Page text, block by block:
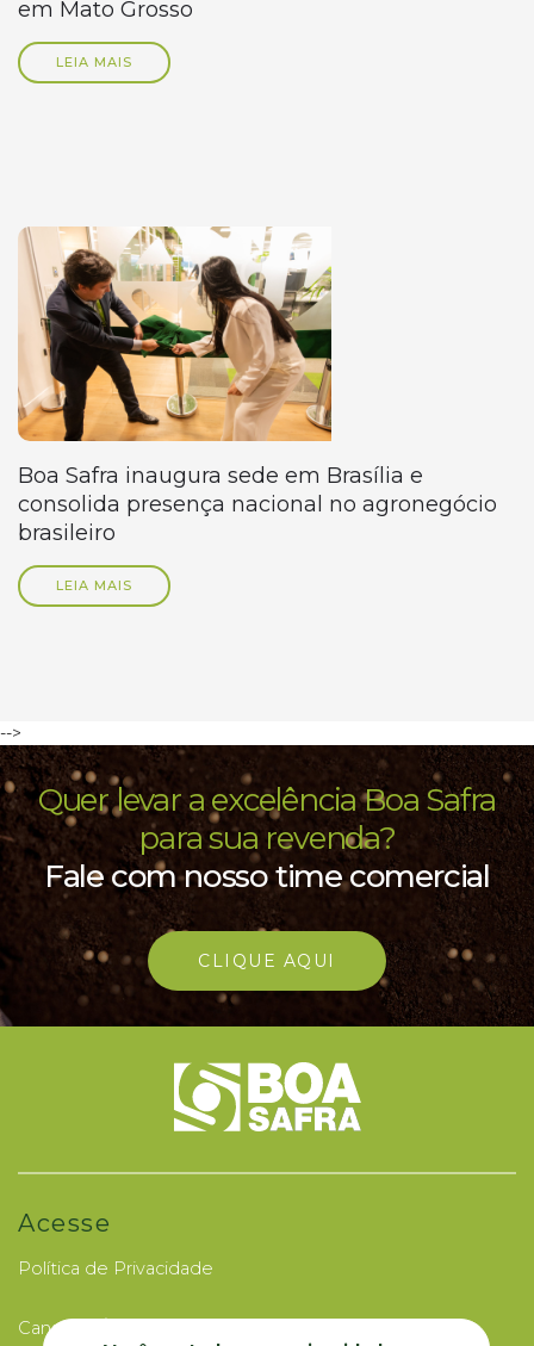
em Mato Grosso
LEIA MAIS
Boa Safra inaugura sede em Brasília e
consolida presença nacional no agronegócio
brasileiro
LEIA MAIS
-->
Quer levar a excelência Boa Safra
para sua revenda?
Fale com nosso time comercial
CLIQUE AQUI
Acesse
Política de Privacidade
Canal de Ética